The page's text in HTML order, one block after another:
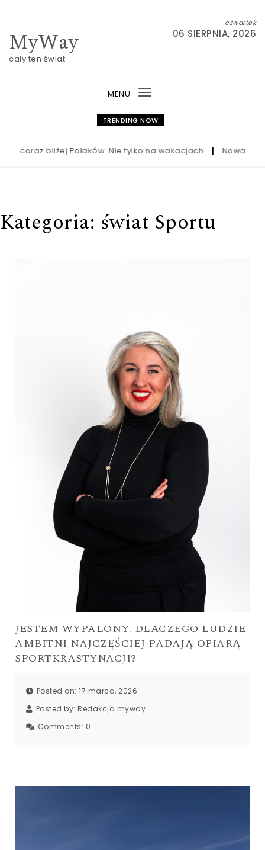
MyWay
cały ten świat
czwartek
06 SIERPNIA, 2026
MENU
Toggle
navigation
TRENDING NOW
Polaków. Nie tylko na wakacjach | Nowa ustawa
Kategoria: świat Sportu
JESTEM WYPALONY. DLACZEGO LUDZIE
AMBITNI NAJCZĘŚCIEJ PADAJĄ OFIARĄ
SPORTKRASTYNACJI?
Posted on: 17 marca, 2026
Posted by: Redakcja myway
Comments: 0